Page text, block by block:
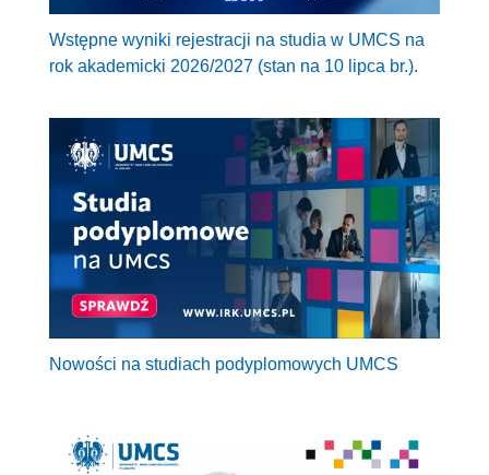
Wstępne wyniki rejestracji na studia w UMCS na
rok akademicki 2026/2027 (stan na 10 lipca br.).
Nowości na studiach podyplomowych UMCS